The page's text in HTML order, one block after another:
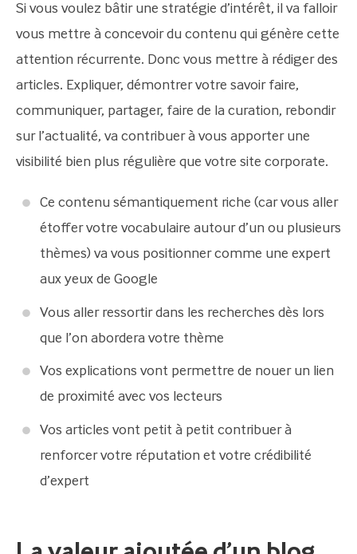
Si vous voulez bâtir une stratégie d’intérêt, il va falloir
vous mettre à concevoir du contenu qui génère cette
attention récurrente. Donc vous mettre à rédiger des
articles. Expliquer, démontrer votre savoir faire,
communiquer, partager, faire de la curation, rebondir
sur l’actualité, va contribuer à vous apporter une
visibilité bien plus régulière que votre site corporate.
Ce contenu sémantiquement riche (car vous aller
étoffer votre vocabulaire autour d’un ou plusieurs
thèmes) va vous positionner comme une expert
aux yeux de Google
Vous aller ressortir dans les recherches dès lors
que l’on abordera votre thème
Vos explications vont permettre de nouer un lien
de proximité avec vos lecteurs
Vos articles vont petit à petit contribuer à
renforcer votre réputation et votre crédibilité
d’expert